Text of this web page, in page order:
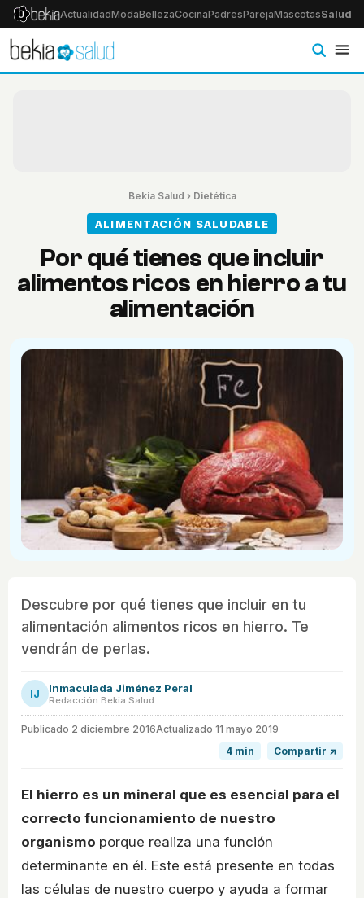
ActualidadModaBellezaCocinaPadresParejaMascotasSalud
Bekia Salud › Dietética
ALIMENTACIÓN SALUDABLE
Por qué tienes que incluir
alimentos ricos en hierro a tu
alimentación
Descubre por qué tienes que incluir en tu
alimentación alimentos ricos en hierro. Te
vendrán de perlas.
IJ Inmaculada Jiménez Peral
Redacción Bekia Salud
Publicado 2 diciembre 2016Actualizado 11 mayo 2019
4 min
Compartir ↗
El hierro es un mineral que es esencial para el
correcto funcionamiento de nuestro
organismo porque realiza una función
determinante en él. Este está presente en todas
las células de nuestro cuerpo y ayuda a formar